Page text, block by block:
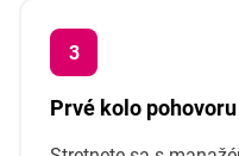
Prvé kolo pohovoru